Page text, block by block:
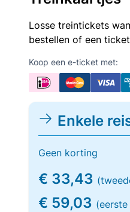
Losse treintickets
bestellen of een
Koop een e-ticket met:
Enkele
Geen korting
€ 33,43
€ 59,03 (eerste